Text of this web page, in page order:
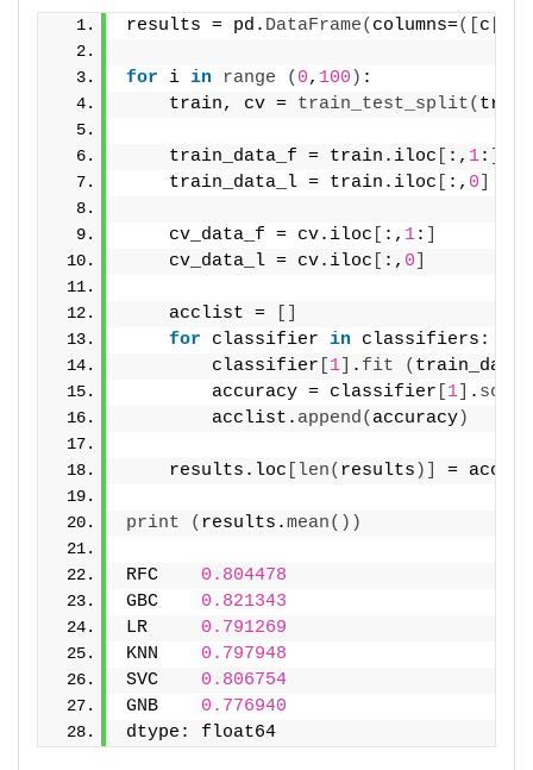
results = pd. DataFrame( columns=([ c
for i in range ( 0, 100 ) :
    train, cv =
train_test_split(
    train_data_f = train.iloc
:, 1:
    train_data_l = train.iloc
:, 0
    cv_data_f = cv.iloc
:, 1:
    cv_data_l = cv.iloc
:, 0
    acclist =
for classifier in classifiers:
        classifier
1 . fit (
        accuracy = classifier
1 . score
        acclist.
append( accuracy)
    results.loc
len( results )] =
print ( results.mean())
RFC 0.804478
GBC 0.821343
LR 0.791269
KNN 0.797948
SVC 0.806754
GNB 0.776940
dtype: float64